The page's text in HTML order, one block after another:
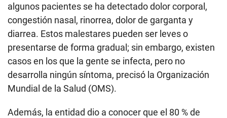
algunos pacientes se ha detectado dolor corporal,
congestión nasal, rinorrea, dolor de garganta y
diarrea. Estos malestares pueden ser leves o
presentarse de forma gradual; sin embargo, existen
casos en los que la gente se infecta, pero no
desarrolla ningún síntoma, precisó la Organización
Mundial de la Salud (OMS).
Además, la entidad dio a conocer que el 80 % de